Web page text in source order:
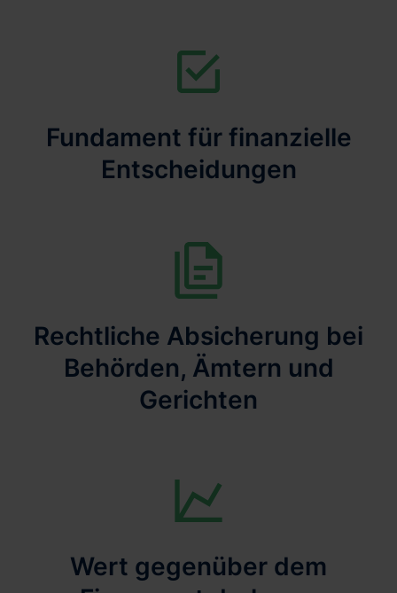
Fundament für finanzielle
Entscheidungen
Rechtliche Absicherung bei
Behörden, Ämtern und
Gerichten
Wert gegenüber dem